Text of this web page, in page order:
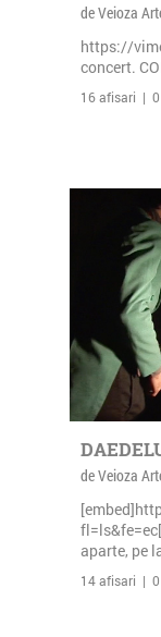
de Veioza
https://
concert.
16 afisari | 0
de Veioza
aparte, pe
14 afisari | 0